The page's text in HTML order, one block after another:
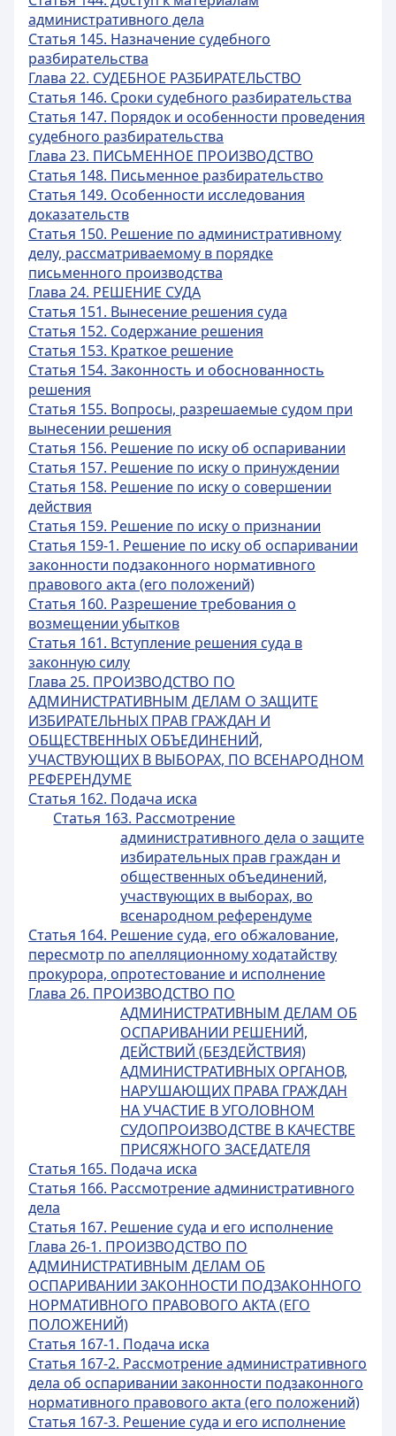
административного дела
Статья 145. Назначение судебного
разбирательства
Глава 22. СУДЕБНОЕ РАЗБИРАТЕЛЬСТВО
Статья 146. Сроки судебного разбирательства
Статья 147. Порядок и особенности проведения
судебного разбирательства
Глава 23. ПИСЬМЕННОЕ ПРОИЗВОДСТВО
Статья 148. Письменное разбирательство
Статья 149. Особенности исследования
доказательств
Статья 150. Решение по административному
делу, рассматриваемому в порядке
письменного производства
Глава 24. РЕШЕНИЕ СУДА
Статья 151. Вынесение решения суда
Статья 152. Содержание решения
Статья 153. Краткое решение
Статья 154. Законность и обоснованность
решения
Статья 155. Вопросы, разрешаемые судом при
вынесении решения
Статья 156. Решение по иску об оспаривании
Статья 157. Решение по иску о принуждении
Статья 158. Решение по иску о совершении
действия
Статья 159. Решение по иску о признании
Статья 159-1. Решение по иску об оспаривании
законности подзаконного нормативного
правового акта (его положений)
Статья 160. Разрешение требования о
возмещении убытков
Статья 161. Вступление решения суда в
законную силу
Глава 25. ПРОИЗВОДСТВО ПО
АДМИНИСТРАТИВНЫМ ДЕЛАМ О ЗАЩИТЕ
ИЗБИРАТЕЛЬНЫХ ПРАВ ГРАЖДАН И
ОБЩЕСТВЕННЫХ ОБЪЕДИНЕНИЙ,
УЧАСТВУЮЩИХ В ВЫБОРАХ, ПО ВСЕНАРОДНОМ
РЕФЕРЕНДУМЕ
Статья 162. Подача иска
Статья 163. Рассмотрение
административного дела о защите
избирательных прав граждан и
общественных объединений,
участвующих в выборах, во
всенародном референдуме
Статья 164. Решение суда, его обжалование,
пересмотр по апелляционному ходатайству
прокурора, опротестование и исполнение
Глава 26. ПРОИЗВОДСТВО ПО
АДМИНИСТРАТИВНЫМ ДЕЛАМ ОБ
ОСПАРИВАНИИ РЕШЕНИЙ,
ДЕЙСТВИЙ (БЕЗДЕЙСТВИЯ)
АДМИНИСТРАТИВНЫХ ОРГАНОВ,
НАРУШАЮЩИХ ПРАВА ГРАЖДАН
НА УЧАСТИЕ В УГОЛОВНОМ
СУДОПРОИЗВОДСТВЕ В КАЧЕСТВЕ
ПРИСЯЖНОГО ЗАСЕДАТЕЛЯ
Статья 165. Подача иска
Статья 166. Рассмотрение административного
дела
Статья 167. Решение суда и его исполнение
Глава 26-1. ПРОИЗВОДСТВО ПО
АДМИНИСТРАТИВНЫМ ДЕЛАМ ОБ
ОСПАРИВАНИИ ЗАКОННОСТИ ПОДЗАКОННОГО
НОРМАТИВНОГО ПРАВОВОГО АКТА (ЕГО
ПОЛОЖЕНИЙ)
Статья 167-1. Подача иска
Статья 167-2. Рассмотрение административного
дела об оспаривании законности подзаконного
нормативного правового акта (его положений)
Статья 167-3. Решение суда и его исполнение